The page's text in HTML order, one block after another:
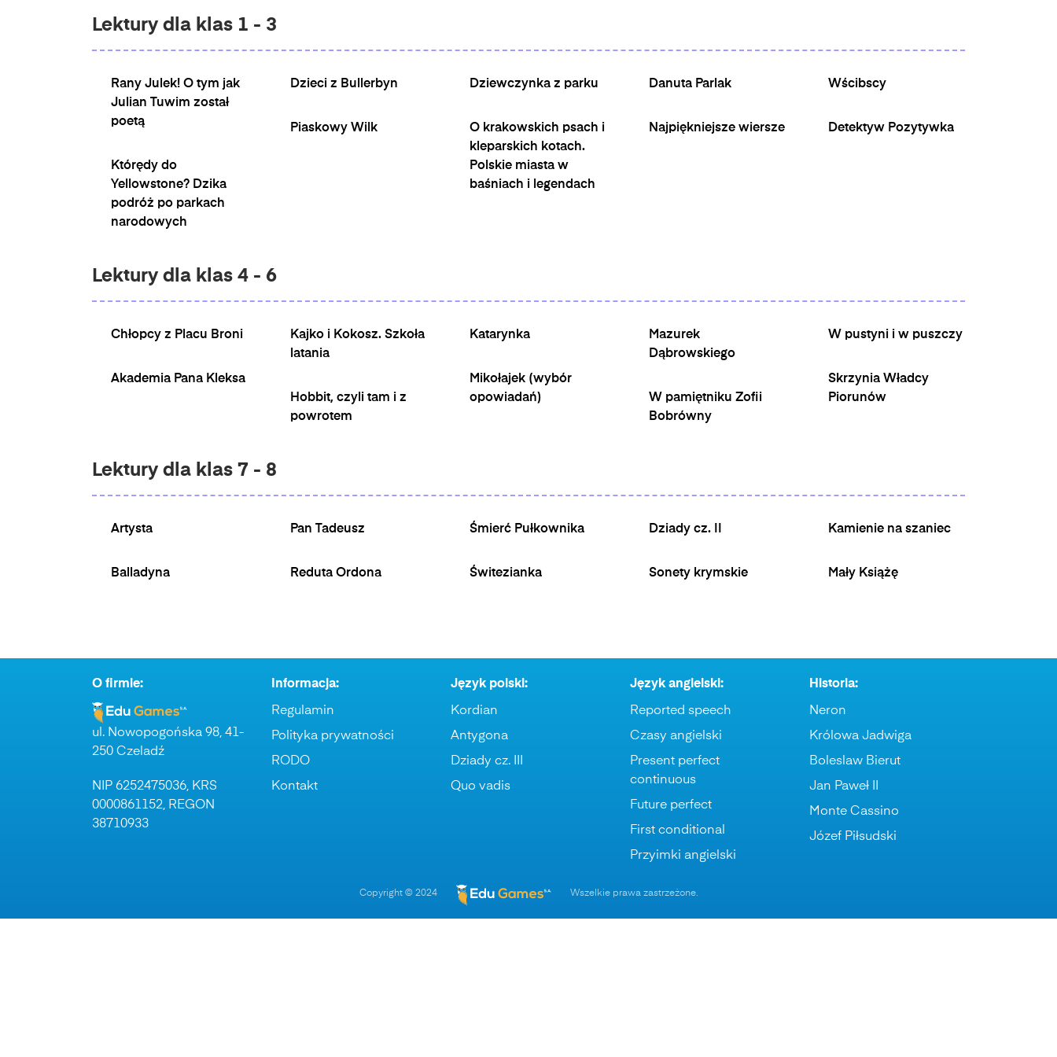
Opracowanie
Brzechwa dzieciom -
informacje
Lektury dla klas 1 - 3
Rany Julek! O tym jak
Julian Tuwim został
poetą
Którędy do
Yellowstone? Dzika
podróż po parkach
narodowych
Dzieci z Bullerbyn
Piaskowy Wilk
Dziewczynka z parku
O krakowskich psach i
kleparskich kotach.
Polskie miasta w
baśniach i legendach
Danuta Parlak
Najpiękniejsze wiersze
Wścibscy
Detektyw Pozytywka
Lektury dla klas 4 - 6
Chłopcy z Placu Broni
Akademia Pana Kleksa
Kajko i Kokosz. Szkoła
latania
Hobbit, czyli tam i z
powrotem
Katarynka
Mikołajek (wybór
opowiadań)
Mazurek
Dąbrowskiego
W pamiętniku Zofii
Bobrówny
W pustyni i w puszczy
Skrzynia Władcy
Piorunów
Lektury dla klas 7 - 8
Artysta
Balladyna
Pan Tadeusz
Reduta Ordona
Śmierć Pułkownika
Świtezianka
Dziady cz. II
Sonety krymskie
Kamienie na szaniec
Mały Książę
O firmie:
ul. Nowopogońska 98, 41-
250 Czeladź
NIP 6252475036, KRS
0000861152, REGON
38710933
Informacja:
Regulamin
Polityka prywatności
RODO
Kontakt
Język polski:
Kordian
Antygona
Dziady cz. III
Quo vadis
Język angielski:
Reported speech
Czasy angielski
Present perfect
continuous
Future perfect
First conditional
Przyimki angielski
Historia:
Neron
Królowa Jadwiga
Boleslaw Bierut
Jan Paweł II
Monte Cassino
Józef Piłsudski
Copyright © 2024 Wszelkie prawa zastrzeżone.